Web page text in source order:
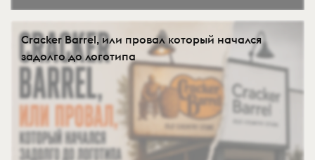
Cracker Barrel, или провал который начался
задолго до логотипа